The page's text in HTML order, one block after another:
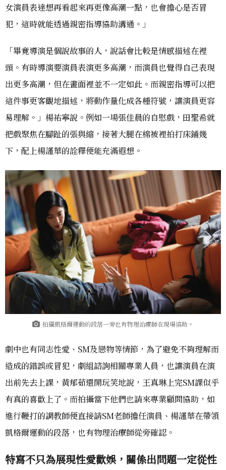
女演員表達想再看起來再更像高潮一點，也會擔心是否冒
犯，這時就能透過親密指導協助溝通。」
「畢竟導演是個說故事的人，說話會比較是情感描述在裡
頭。有時導演要演員表演更多高潮，而演員也覺得自己表現
出更多高潮，但在畫面裡並不一定如此。而親密指導可以把
這件事更客觀地描述，將動作量化成各種符號，讓演員更容
易理解。」楊祐寧說。例如一場張佳晨的自慰戲，田聖希就
把戲聚焦在腳趾的張與縮，接著大腿在棉被裡拍打床鋪幾
下，配上楊謹華的詮釋便能充滿遐想。
拍攝凱格爾運動的段落一旁也有物理治療師在現場協助。
劇中也有同志性愛、SM及戀物等情節，為了避免不夠理解而
造成的錯誤或冒犯，劇組諮詢相關專業人員，也讓演員在演
出前先去上課，黃郁茹還開玩笑地說，王真琳上完SM課似乎
有真的喜歡上了。而拍攝當下他們也請來專業顧問協助，如
進行鞭打的調教師便直接請SM老師擔任演員、楊謹華在帶領
凱格爾運動的段落，也有物理治療師從旁確認。
特寫不只為展現性愛歡娛，關係出問題一定從性